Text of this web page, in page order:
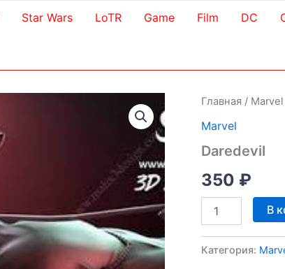
Star Wars LoTR Game Film DC
Главная / Marvel
Marvel
Daredevil
350 ₽
Количество
товара
В
Категория: